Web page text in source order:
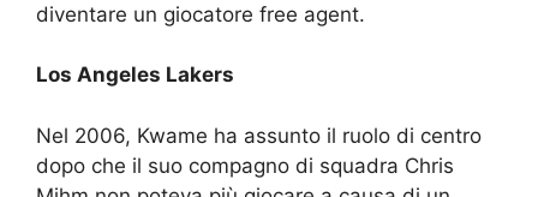
diventare un giocatore free agent.
Los Angeles Lakers
Nel 2006, Kwame ha assunto il ruolo di centro
dopo che il suo compagno di squadra Chris